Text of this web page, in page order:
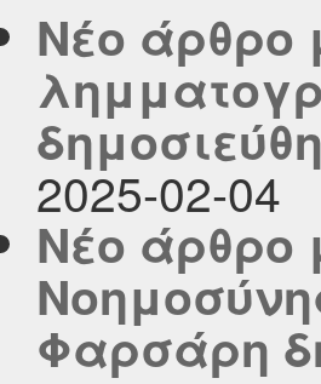
Νέο άρθρο
2025-02-04
Νέο άρθρο
Φαρσάρη